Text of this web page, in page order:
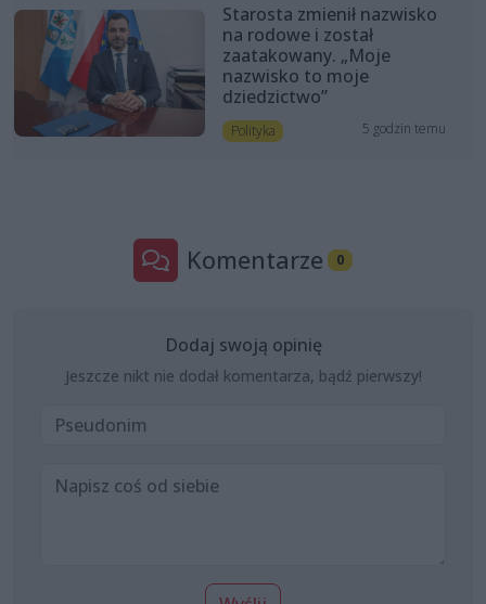
Starosta zmienił nazwisko
na rodowe i został
zaatakowany. „Moje
nazwisko to moje
dziedzictwo”
Polityka 5 godzin temu
Komentarze 0
Dodaj swoją opinię
Jeszcze nikt nie dodał komentarza, bądź pierwszy!